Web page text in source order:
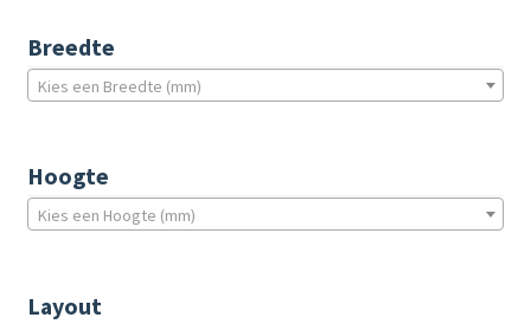
Breedte
Kies een Breedte (mm)
Hoogte
Kies een Hoogte (mm)
Layout